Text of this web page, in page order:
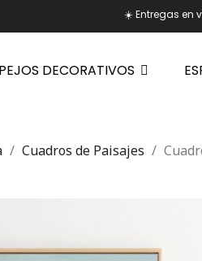
☀️ Entregas en
DECORATIVOS
Cuadros de Paisajes